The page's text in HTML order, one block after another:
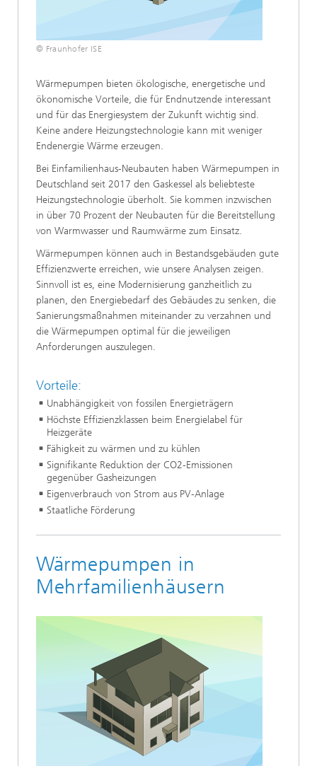
© Fraunhofer ISE
Wärmepumpen bieten ökologische, energetische und
ökonomische Vorteile, die für Endnutzende interessant
und für das Energiesystem der Zukunft wichtig sind.
Keine andere Heizungstechnologie kann mit weniger
Endenergie Wärme erzeugen.
Bei Einfamilienhaus-Neubauten haben Wärmepumpen in
Deutschland seit 2017 den Gaskessel als beliebteste
Heizungstechnologie überholt. Sie kommen inzwischen
in über 70 Prozent der Neubauten für die Bereitstellung
von Warmwasser und Raumwärme zum Einsatz.
Wärmepumpen können auch in Bestandsgebäuden gute
Effizienzwerte erreichen, wie unsere Analysen zeigen.
Sinnvoll ist es, eine Modernisierung ganzheitlich zu
planen, den Energiebedarf des Gebäudes zu senken, die
Sanierungsmaßnahmen miteinander zu verzahnen und
die Wärmepumpen optimal für die jeweiligen
Anforderungen auszulegen.
Vorteile:
Unabhängigkeit von fossilen Energieträgern
Höchste Effizienzklassen beim Energielabel für
Heizgeräte
Fähigkeit zu wärmen und zu kühlen
Signifikante Reduktion der CO2-Emissionen
gegenüber Gasheizungen
Eigenverbrauch von Strom aus PV-Anlage
Staatliche Förderung
Wärmepumpen in
Mehrfamilienhäusern